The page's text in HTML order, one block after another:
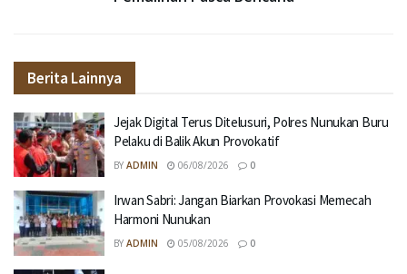
Berita Lainnya
Jejak Digital Terus Ditelusuri, Polres Nunukan Buru
Pelaku di Balik Akun Provokatif
BY ADMIN 06/08/2026 0
Irwan Sabri: Jangan Biarkan Provokasi Memecah
Harmoni Nunukan
BY ADMIN 05/08/2026 0